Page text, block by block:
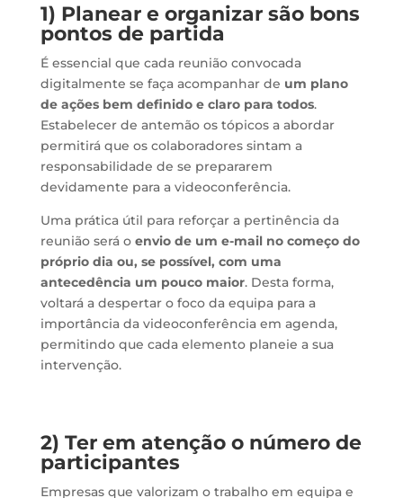
1) Planear e organizar são bons
pontos de partida
É essencial que cada reunião convocada
digitalmente se faça acompanhar de um plano
de ações bem definido e claro para todos.
Estabelecer de antemão os tópicos a abordar
permitirá que os colaboradores sintam a
responsabilidade de se prepararem
devidamente para a videoconferência.
Uma prática útil para reforçar a pertinência da
reunião será o envio de um e-mail no começo do
próprio dia ou, se possível, com uma
antecedência um pouco maior. Desta forma,
voltará a despertar o foco da equipa para a
importância da videoconferência em agenda,
permitindo que cada elemento planeie a sua
intervenção.
2) Ter em atenção o número de
participantes
Empresas que valorizam o trabalho em equipa e